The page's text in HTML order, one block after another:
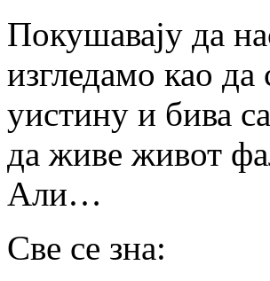
Покушавају да
изгледамо као
уистину и бива
да живе живот
Али…
Све се зна: